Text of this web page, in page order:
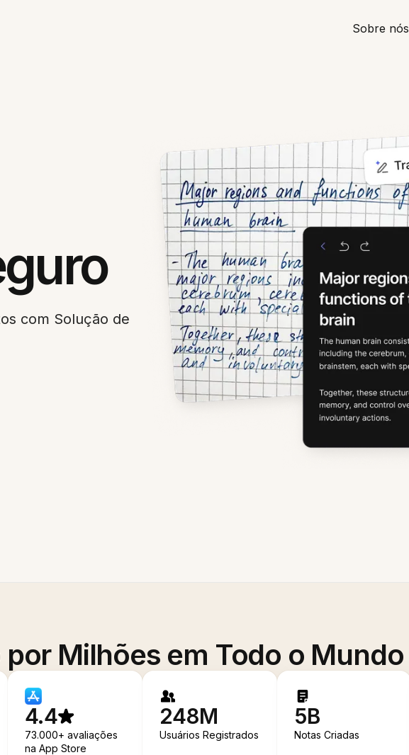
Sobre nós
com Solução de
Milhões em Todo o Mundo
4.4
73.000+ avaliações
na App Store
248M
Usuários Registrados
5B
Notas Criadas